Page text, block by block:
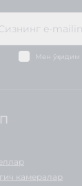
Мен ўқидим
камералар